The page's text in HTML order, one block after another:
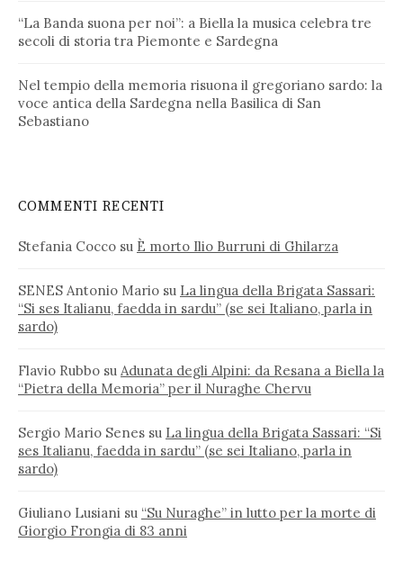
“La Banda suona per noi”: a Biella la musica celebra tre
secoli di storia tra Piemonte e Sardegna
Nel tempio della memoria risuona il gregoriano sardo: la
voce antica della Sardegna nella Basilica di San
Sebastiano
COMMENTI RECENTI
Stefania Cocco su È morto Ilio Burruni di Ghilarza
SENES Antonio Mario su La lingua della Brigata Sassari:
“Si ses Italianu, faedda in sardu” (se sei Italiano, parla in
sardo)
Flavio Rubbo su Adunata degli Alpini: da Resana a Biella la
“Pietra della Memoria” per il Nuraghe Chervu
Sergio Mario Senes su La lingua della Brigata Sassari: “Si
ses Italianu, faedda in sardu” (se sei Italiano, parla in
sardo)
Giuliano Lusiani su “Su Nuraghe” in lutto per la morte di
Giorgio Frongia di 83 anni